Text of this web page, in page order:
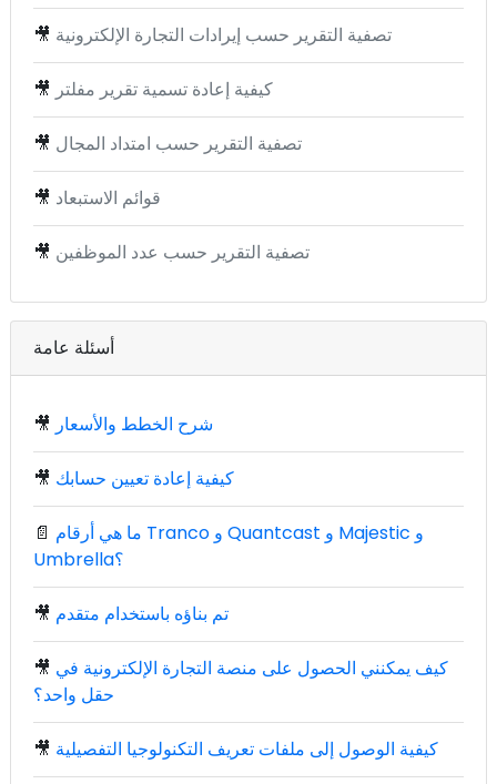
🎥 تصفية التقرير حسب إيرادات التجارة الإلكترونية
🎥 كيفية إعادة تسمية تقرير مفلتر
🎥 تصفية التقرير حسب امتداد المجال
🎥 قوائم الاستبعاد
🎥 تصفية التقرير حسب عدد الموظفين
أسئلة عامة
🎥 شرح الخطط والأسعار
🎥 كيفية إعادة تعيين حسابك
📄 ما هي أرقام Tranco و Quantcast و Majestic و
Umbrella؟
🎥 تم بناؤه باستخدام متقدم
🎥 كيف يمكنني الحصول على منصة التجارة الإلكترونية في
حقل واحد؟
🎥 كيفية الوصول إلى ملفات تعريف التكنولوجيا التفصيلية